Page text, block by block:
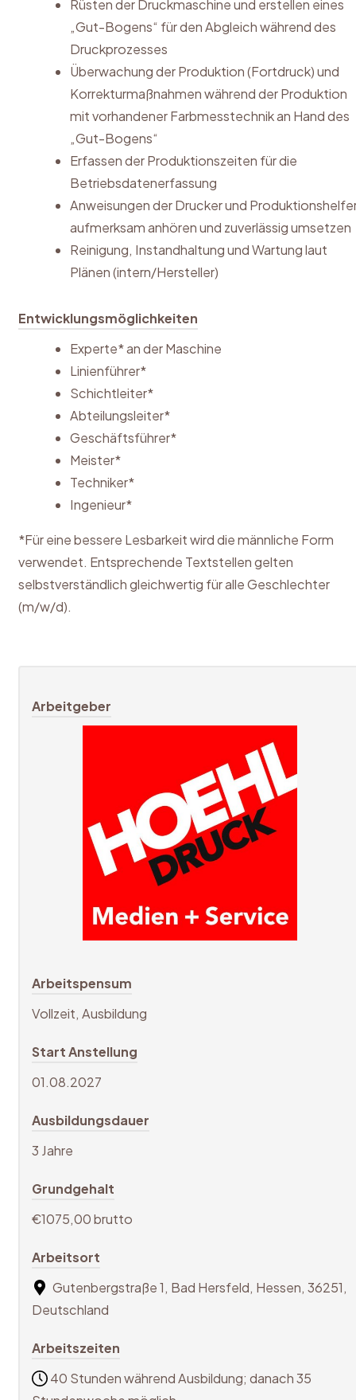
Rüsten der Druckmaschine und erstellen eines
„Gut-Bogens“ für den Abgleich während des
Druckprozesses
Überwachung der Produktion (Fortdruck) und
Korrekturmaßnahmen während der Produktion
mit vorhandener Farbmesstechnik an Hand des
„Gut-Bogens“
Erfassen der Produktionszeiten für die
Betriebsdatenerfassung
Anweisungen der Drucker und
aufmerksam anhören und zuverlässig umsetzen
Reinigung, Instandhaltung und Wartung laut
Plänen (intern/Hersteller)
Entwicklungsmöglichkeiten
Experte* an der Maschine
Linienführer*
Schichtleiter*
Abteilungsleiter*
Geschäftsführer*
Meister*
Techniker*
Ingenieur*
*Für eine bessere Lesbarkeit wird die männliche Form
verwendet. Entsprechende Textstellen gelten
selbstverständlich gleichwertig für alle Geschlechter
(m/w/d).
Arbeitgeber
Arbeitspensum
Vollzeit, Ausbildung
Start Anstellung
01.08.2027
Ausbildungsdauer
3 Jahre
Grundgehalt
€1075,00 brutto
Arbeitsort
Gutenbergstraße 1, Bad Hersfeld, Hessen, 36251,
Deutschland
Arbeitszeiten
40 Stunden während Ausbildung; danach 35